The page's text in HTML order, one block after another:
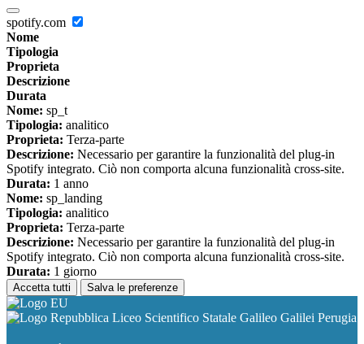
spotify.com
Nome
Tipologia
Proprieta
Descrizione
Durata
Nome: sp_t
Tipologia: analitico
Proprieta: Terza-parte
Descrizione: Necessario per garantire la funzionalità del plug-in
Spotify integrato. Ciò non comporta alcuna funzionalità cross-site.
Durata: 1 anno
Nome: sp_landing
Tipologia: analitico
Proprieta: Terza-parte
Descrizione: Necessario per garantire la funzionalità del plug-in
Spotify integrato. Ciò non comporta alcuna funzionalità cross-site.
Durata: 1 giorno
Accetta tutti Salva le preferenze
Liceo Scientifico Statale Galileo Galilei Perugia